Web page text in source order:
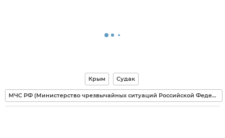
Крым Судак
МЧС РФ (Министерство чрезвычайных ситуаций Российской Федерации)